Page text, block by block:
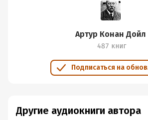
Артур Конан Дойл
487 книг
Подписаться на
Другие аудиокниги автора